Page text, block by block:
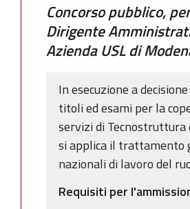
Concorso pubblico,
Dirigente
Azienda USL di
In esecuzione a
titoli ed esami per la
servizi di Tecnostruttura
si applica il trattamento
nazionali di lavoro del
Requisiti per